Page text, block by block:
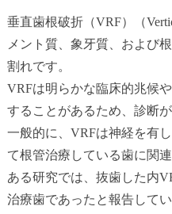
垂直歯根破折（VRF）（
メント質、象牙質、および
割れです。
VRFは明らかな臨床的兆候
することがあるため、診断
一般的に、VRFは神経を有
て根管治療している歯に関
ある研究では、抜歯した内
治療歯であったと報告してい